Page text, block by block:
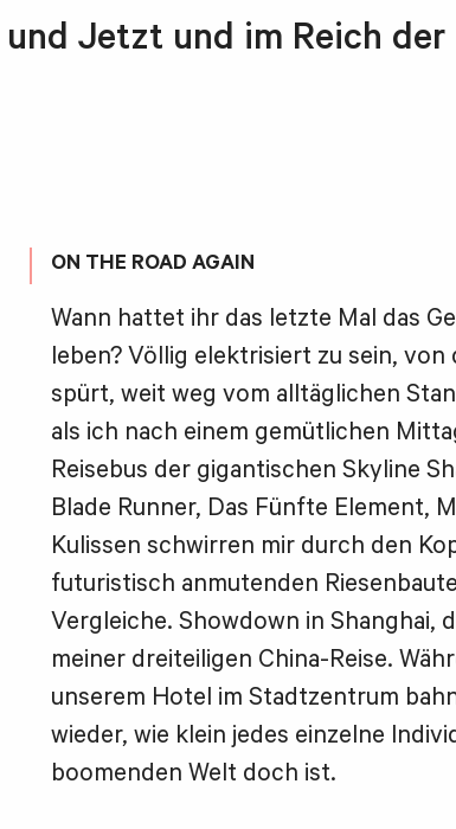
Jetzt und im Reich
ON THE ROAD AGAIN
Wann hattet ihr das letzte Mal das
leben? Völlig elektrisiert zu sein,
spürt, weit weg vom alltäglichen
als ich nach einem gemütlichen
Reisebus der gigantischen Skyline
Blade Runner, Das Fünfte Element,
Kulissen schwirren mir durch den
futuristisch anmutenden
Vergleiche. Showdown in Shanghai,
meiner dreiteiligen China-Reise.
unserem Hotel im Stadtzentrum
wieder, wie klein jedes einzelne
boomenden Welt doch ist.